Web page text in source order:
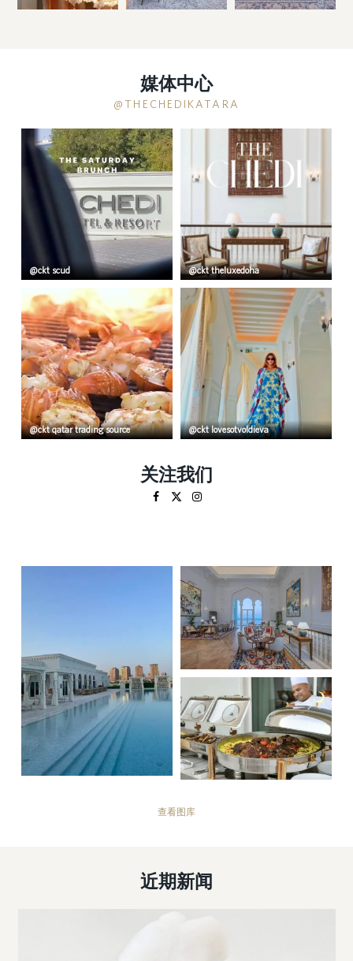
媒体中心
@THECHEDIKATARA
ckt scud⁩ ckt theluxedoha
ckt qatar trading source ckt lovesotvoldieva
关注我们
Facebook
TwitterInstagram
查看图库
近期新闻